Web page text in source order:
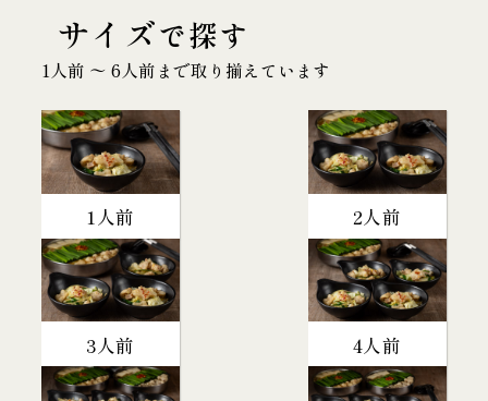
サイズで探す
1人前 〜 6人前まで取り揃えています
1人前 2人前
3人前 4人前